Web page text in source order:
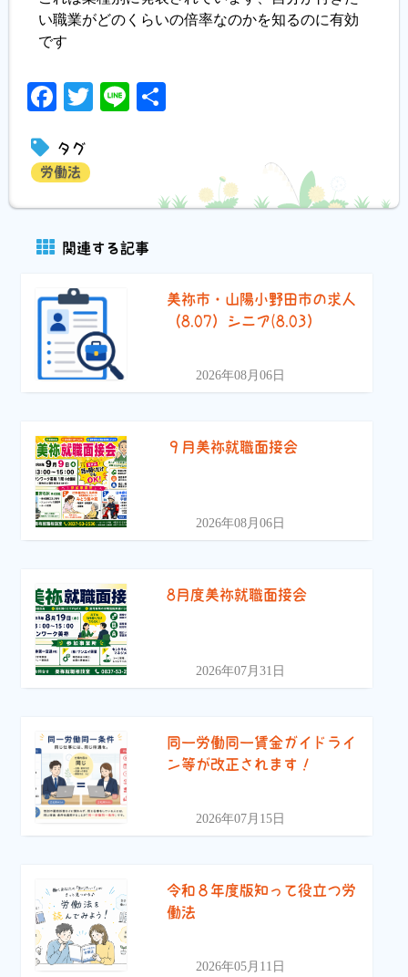
い職業がどのくらいの倍率なのかを知るのに有効
です
Facebook
Twitter
Line
タグ
労働法
関連する記事
美祢市・山陽小野田市の求人
（8.07）シニア(8.03）
2026年08月06日
９月美祢就職面接会
2026年08月06日
8月度美祢就職面接会
2026年07月31日
同一労働同一賃金ガイドライ
ン等が改正されます！
2026年07月15日
令和８年度版知って役立つ労
働法
2026年05月11日